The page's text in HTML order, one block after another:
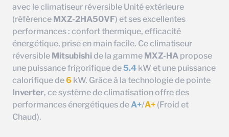
avec le climatiseur réversible Unité extérieure
(référence MXZ-2HA50VF) et ses excellentes
performances : confort thermique, efficacité
énergétique, prise en main facile. Ce climatiseur
réversible Mitsubishide la gamme MXZ-HA propose
une puissance frigorifique de 5.4 kW et une puissance
calorifique de6 kW. Grâce à la technologie de pointe
Inverter, ce système de climatisation offre des
performances énergétiques de A+/A+ (Froid et
Chaud).